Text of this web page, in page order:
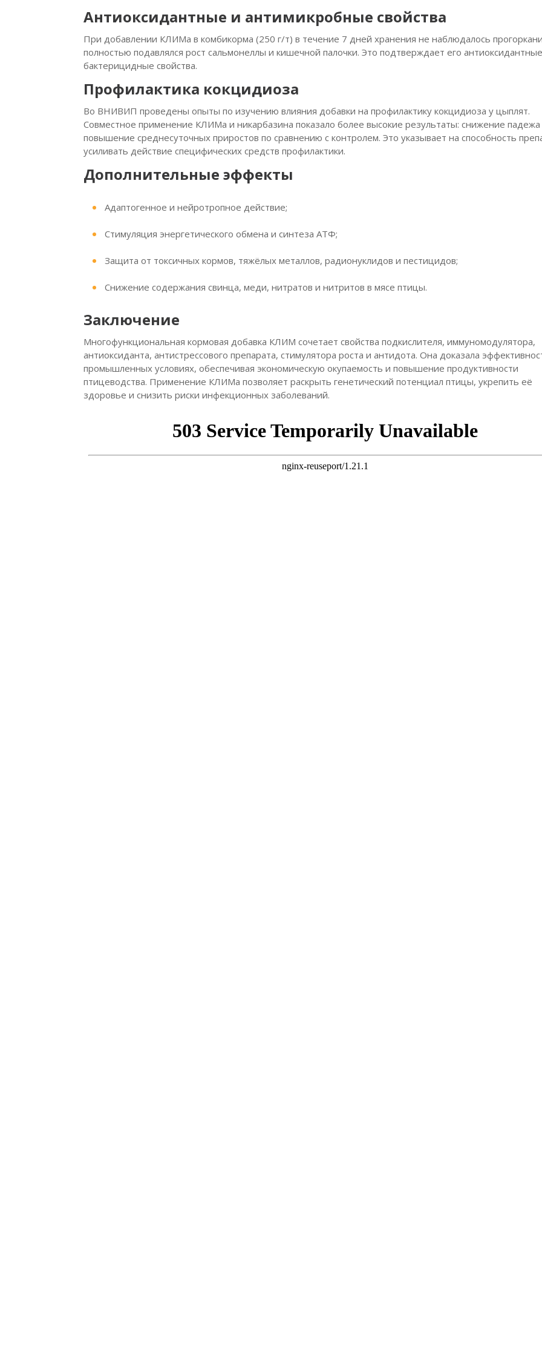
Антиоксидантные и антимикробные свойства
При добавлении КЛИМа в комбикорма (250 г/т) в течение 7 дней хранения не наблюдалось
полностью подавлялся рост сальмонеллы и кишечной палочки. Это подтверждает его
бактерицидные свойства.
Профилактика кокцидиоза
Во ВНИВИП проведены опыты по изучению влияния добавки на профилактику кокцидиоза у цыплят.
Совместное применение КЛИМа и никарбазина показало более высокие результаты: снижение падежа
повышение среднесуточных приростов по сравнению с контролем. Это указывает на способность
усиливать действие специфических средств профилактики.
Дополнительные эффекты
Адаптогенное и нейротропное действие;
Стимуляция энергетического обмена и синтеза АТФ;
Защита от токсичных кормов, тяжёлых металлов, радионуклидов и пестицидов;
Снижение содержания свинца, меди, нитратов и нитритов в мясе птицы.
Заключение
Многофункциональная кормовая добавка КЛИМ сочетает свойства подкислителя, иммуномодулятора,
антиоксиданта, антистрессового препарата, стимулятора роста и антидота. Она доказала
промышленных условиях, обеспечивая экономическую окупаемость и повышение продуктивности
птицеводства. Применение КЛИМа позволяет раскрыть генетический потенциал птицы, укрепить её
здоровье и снизить риски инфекционных заболеваний.